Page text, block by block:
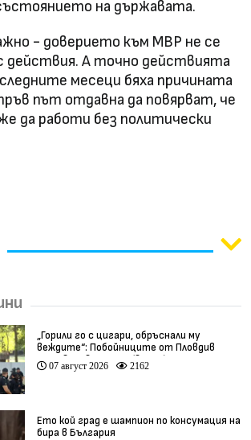
на държавата.
- доверието към МВР не се
действия. А точно действията
месеци бяха причината
път отдавна да повярват, че
да работи без политически
„Горили го с цигари, обръснали му
веждите“: Побойниците от Пловдив
остават в ареста (видео)
07 август 2026 2162
Ето кой град е шампион по консумация на
бира в България